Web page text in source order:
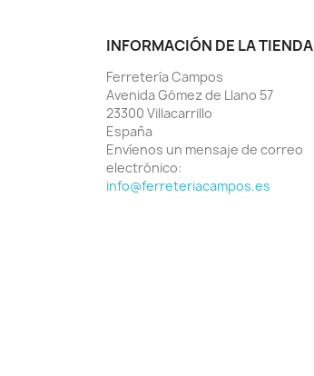
INFORMACIÓN DE LA TIENDA
Ferretería Campos
Avenida Gómez de Llano 57
23300 Villacarrillo
España
Envíenos un mensaje de correo
electrónico:
info@ferreteriacampos.es